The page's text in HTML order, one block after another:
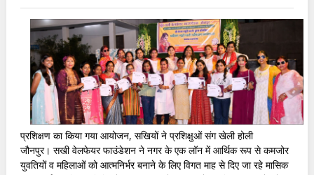
प्रशिक्षण का किया गया आयोजन, सखियों ने प्रशिक्षुओं संग खेली होली
जौनपुर। सखी वेलफेयर फाउंडेशन ने नगर के एक लॉन में आर्थिक रूप से कमजोर
युवतियों व महिलाओं को आत्मनिर्भर बनाने के लिए विगत माह से दिए जा रहे मासिक